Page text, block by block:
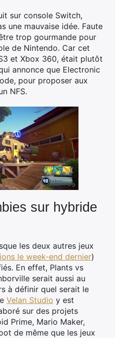
sur console Switch,
une mauvaise idée. Faute
trop gourmande pour
de Nintendo. Car cet
et Xbox 360, était plutôt
annonce que Electronic
pour proposer aux
NFS.
sur hybride
les deux autres jeux
le week-end dernier)
En effet, Plants vs
serait aussi au
à définir quel serait le
Velan Studio y est
sur des projets
Prime, Mario Maker,
de même que les jeux